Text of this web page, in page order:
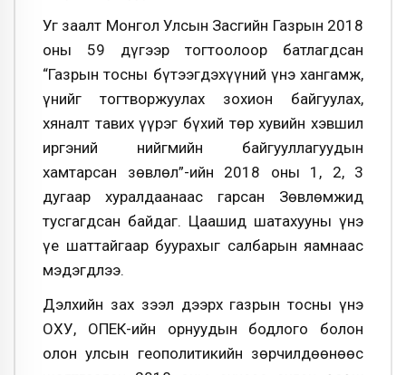
Уг заалт Монгол Улсын Засгийн Газрын 2018
оны 59 дүгээр тогтоолоор батлагдсан
“Газрын тосны бүтээгдэхүүний үнэ хангамж,
үнийг тогтворжуулах зохион байгуулах,
хяналт тавих үүрэг бүхий төр хувийн хэвшил
иргэний нийгмийн байгууллагуудын
хамтарсан зөвлөл”-ийн 2018 оны 1, 2, 3
дугаар хуралдаанаас гарсан Зөвлөмжид
тусгагдсан байдаг. Цаашид шатахууны үнэ
үе шаттайгаар буурахыг салбарын яамнаас
мэдэгдлээ.
Дэлхийн зах зээл дээрх газрын тосны үнэ
ОХУ, ОПЕК-ийн орнуудын бодлого болон
олон улсын геополитикийн зөрчилдөөнөөс